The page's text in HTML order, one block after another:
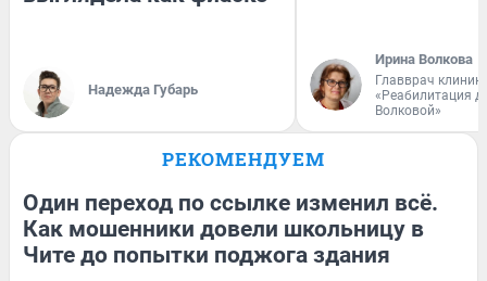
Надежда Губарь
Ирина Волкова
Главврач
«Реабилитация
Волковой»
РЕКОМЕНДУЕМ
Один переход по ссылке изменил всё.
Как мошенники довели школьницу в
Чите до попытки поджога здания